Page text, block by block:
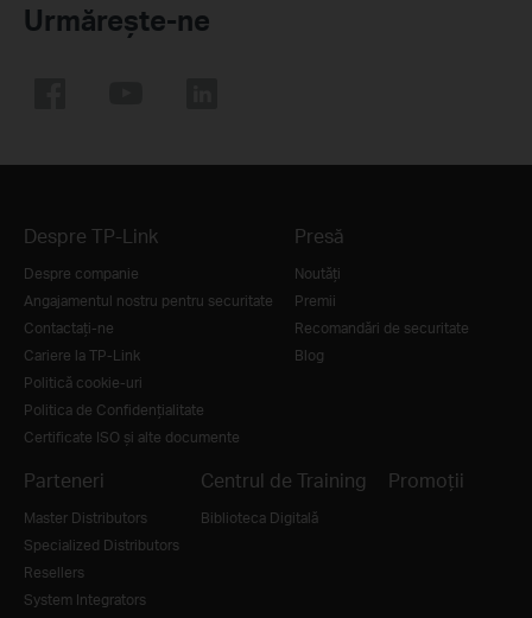
Urmărește-ne
Despre TP-Link
Despre companie
Angajamentul nostru pentru securitate
Contactați-ne
Cariere la TP-Link
Politică cookie-uri
Politica de Confidențialitate
Certificate ISO și alte documente
Presă
Noutăţi
Premii
Recomandări de securitate
Blog
Parteneri
Master Distributors
Specialized Distributors
Resellers
System Integrators
Centrul de Training
Biblioteca Digitală
Promoții